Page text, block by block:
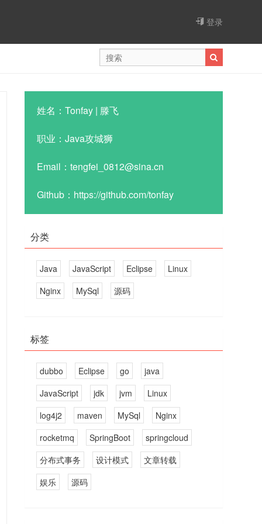
登录
姓名：Tonfay | 滕飞
职业：Java攻城狮
Email：tengfei_0812@sina.cn
Github：https://github.com/tonfay
分类
Java JavaScript Eclipse
Linux
Nginx
MySql 源码
标签
dubbo Eclipse go
java
JavaScript
jdk jvm
Linux
log4j2
maven MySql
Nginx
rocketmq
SpringBoot
springcloud
分布式事务
设计模式
文章转载
娱乐
源码